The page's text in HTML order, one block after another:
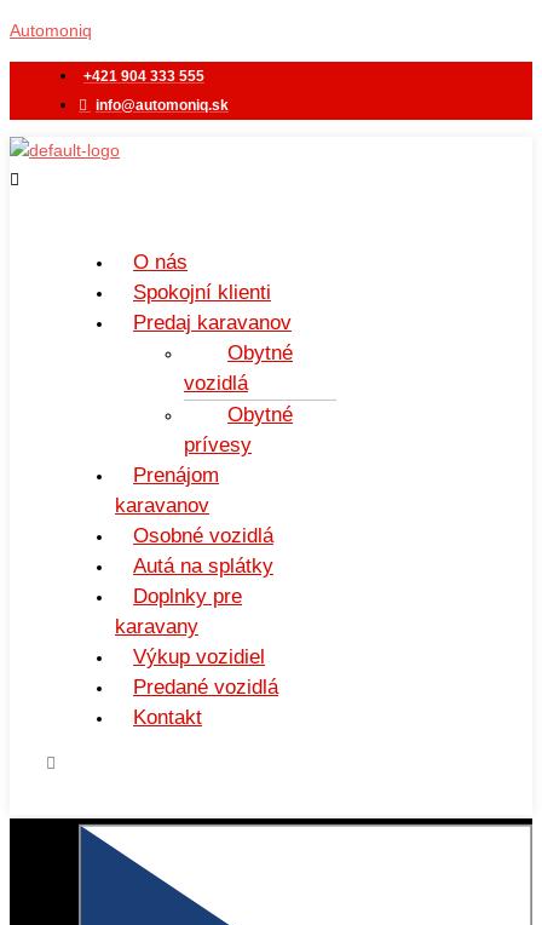
na
Automoniq
+421 904 333 555
info@automoniq.sk
O nás
Spokojní klienti
Predaj karavanov
Obytné
vozidlá
Obytné
prívesy
Prenájom
karavanov
Osobné vozidlá
Autá na splátky
Doplnky pre
karavany
Výkup vozidiel
Predané vozidlá
Kontakt
Menu